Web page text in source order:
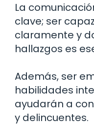
La
clave; ser
claramente y
hallazgos es
Además, ser
habilidades
ayudarán a
y delincuentes.